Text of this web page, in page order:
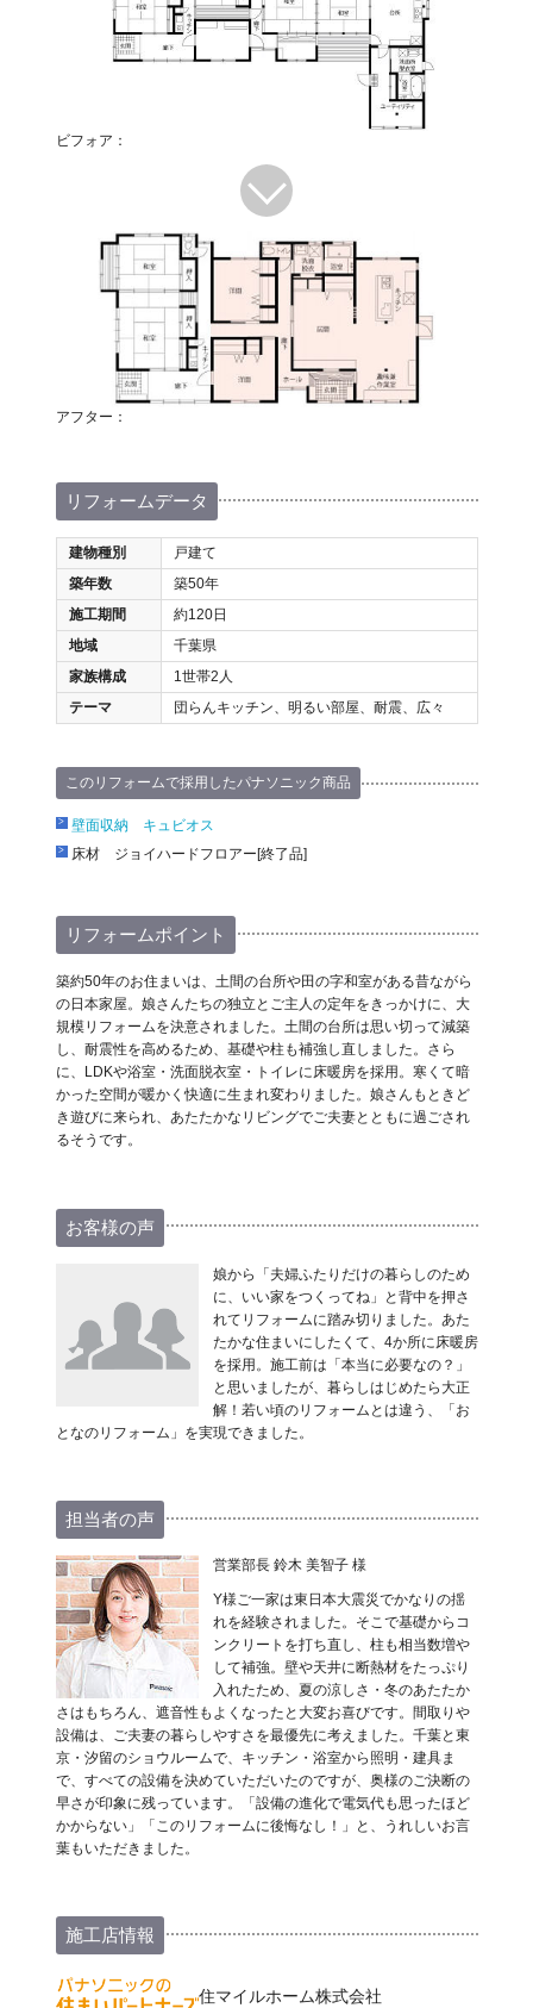
ビフォア：
アフター：
リフォームデータ
建物種別
戸建て
築年数
築50年
施工期間
約120日
地域
千葉県
家族構成
1世帯2人
テーマ
団らんキッチン、明るい部屋、耐震、広々
このリフォームで採用したパナソニック商品
壁面収納 キュビオス
床材 ジョイハードフロアー[終了品]
リフォームポイント
築約50年のお住まいは、土間の台所や田の字和室がある昔ながら
の日本家屋。娘さんたちの独立とご主人の定年をきっかけに、大
規模リフォームを決意されました。土間の台所は思い切って減築
し、耐震性を高めるため、基礎や柱も補強し直しました。さら
に、LDKや浴室・洗面脱衣室・トイレに床暖房を採用。寒くて暗
かった空間が暖かく快適に生まれ変わりました。娘さんもときど
き遊びに来られ、あたたかなリビングでご夫妻とともに過ごされ
るそうです。
お客様の声
娘から「夫婦ふたりだけの暮らしのため
に、いい家をつくってね」と背中を押さ
れてリフォームに踏み切りました。あた
たかな住まいにしたくて、4か所に床暖房
を採用。施工前は「本当に必要なの？」
と思いましたが、暮らしはじめたら大正
解！若い頃のリフォームとは違う、「お
となのリフォーム」を実現できました。
担当者の声
営業部長 鈴木 美智子 様
Y様ご一家は東日本大震災でかなりの揺
れを経験されました。そこで基礎からコ
ンクリートを打ち直し、柱も相当数増や
して補強。壁や天井に断熱材をたっぷり
入れたため、夏の涼しさ・冬のあたたか
さはもちろん、遮音性もよくなったと大変お喜びです。間取りや
設備は、ご夫妻の暮らしやすさを最優先に考えました。千葉と東
京・汐留のショウルームで、キッチン・浴室から照明・建具ま
で、すべての設備を決めていただいたのですが、奥様のご決断の
早さが印象に残っています。「設備の進化で電気代も思ったほど
かからない」「このリフォームに後悔なし！」と、うれしいお言
葉もいただきました。
施工店情報
住マイルホーム株式会社